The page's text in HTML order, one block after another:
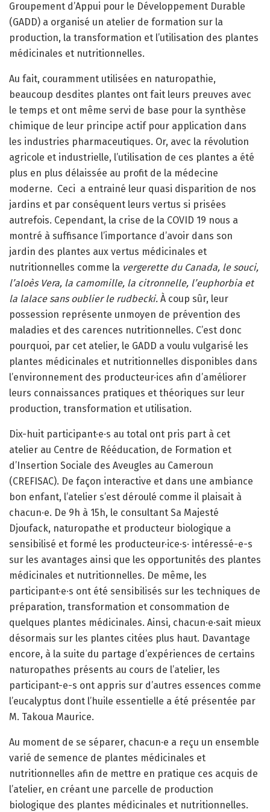
Groupement d’Appui pour le Développement Durable
(GADD) a organisé un atelier de formation sur la
production, la transformation et l’utilisation des plantes
médicinales et nutritionnelles.
Au fait, couramment utilisées en naturopathie,
beaucoup desdites plantes ont fait leurs preuves avec
le temps et ont même servi de base pour la synthèse
chimique de leur principe actif pour application dans
les industries pharmaceutiques. Or, avec la révolution
agricole et industrielle, l’utilisation de ces plantes a été
plus en plus délaissée au profit de la médecine
moderne. Ceci a entrainé leur quasi disparition de nos
jardins et par conséquent leurs vertus si prisées
autrefois. Cependant, la crise de la COVID 19 nous a
montré à suffisance l’importance d’avoir dans son
jardin des plantes aux vertus médicinales et
nutritionnelles comme la vergerette du Canada, le souci,
l’aloès Vera, la camomille, la citronnelle, l’euphorbia et
la lalace sans oublier le rudbecki. À coup sûr, leur
possession représente unmoyen de prévention des
maladies et des carences nutritionnelles. C’est donc
pourquoi, par cet atelier, le GADD a voulu vulgarisé les
plantes médicinales et nutritionnelles disponibles dans
l’environnement des producteur·ices afin d’améliorer
leurs connaissances pratiques et théoriques sur leur
production, transformation et utilisation.
Dix-huit participant·e·s au total ont pris part à cet
atelier au Centre de Rééducation, de Formation et
d’Insertion Sociale des Aveugles au Cameroun
(CREFISAC). De façon interactive et dans une ambiance
bon enfant, l’atelier s’est déroulé comme il plaisait à
chacun·e. De 9h à 15h, le consultant Sa Majesté
Djoufack, naturopathe et producteur biologique a
sensibilisé et formé les producteur·ice·s· intéressé-e-s
sur les avantages ainsi que les opportunités des plantes
médicinales et nutritionnelles. De même, les
participant·e·s ont été sensibilisés sur les techniques de
préparation, transformation et consommation de
quelques plantes médicinales. Ainsi, chacun·e·sait mieux
désormais sur les plantes citées plus haut. Davantage
encore, à la suite du partage d’expériences de certains
naturopathes présents au cours de l’atelier, les
participant-e-s ont appris sur d’autres essences comme
l’eucalyptus dont l’huile essentielle a été présentée par
M. Takoua Maurice.
Au moment de se séparer, chacun·e a reçu un ensemble
varié de semence de plantes médicinales et
nutritionnelles afin de mettre en pratique ces acquis de
l’atelier, en créant une parcelle de production
biologique des plantes médicinales et nutritionnelles.